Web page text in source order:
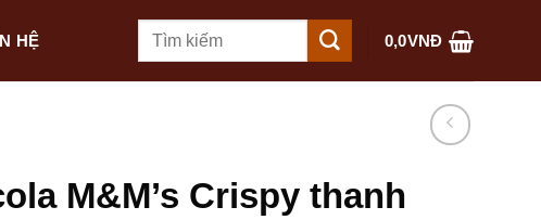
HỆ
Tìm
0,0VNĐ
M&M’s Crispy thanh